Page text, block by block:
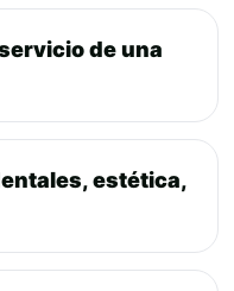
de una
estética,